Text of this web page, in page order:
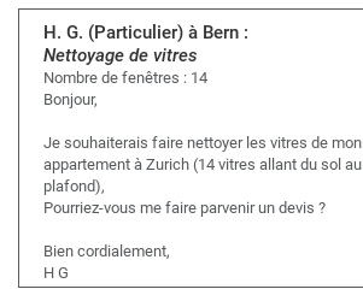
H. G. (Particulier) à Bern :
Nettoyage de vitres
Nombre de fenêtres : 14
Bonjour,
Je souhaiterais faire nettoyer les vitres de mon
appartement à Zurich (14 vitres allant du sol au
plafond),
Pourriez-vous me faire parvenir un devis ?
Bien cordialement,
H G